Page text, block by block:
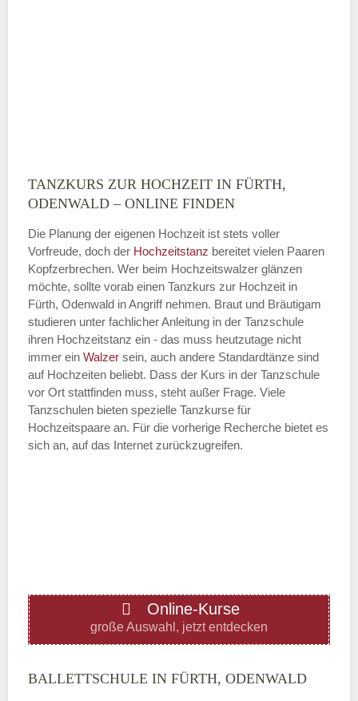
Montag
—
ÖFFNUNGSZEITEN HINZUFÜGEN
Dienstag
—
ÖFFNUNGSZEITEN HINZUFÜGEN
Donnerstag
—
TANZKURS ZUR HOCHZEIT IN FÜRTH,
ODENWALD – ONLINE FINDEN
Die Planung der eigenen Hochzeit ist stets voller
Vorfreude, doch der Hochzeitstanz bereitet vielen Paaren
Kopfzerbrechen. Wer beim Hochzeitswalzer glänzen
möchte, sollte vorab einen Tanzkurs zur Hochzeit in
Fürth, Odenwald in Angriff nehmen. Braut und Bräutigam
studieren unter fachlicher Anleitung in der Tanzschule
ihren Hochzeitstanz ein - das muss heutzutage nicht
immer ein Walzer sein, auch andere Standardtänze sind
auf Hochzeiten beliebt. Dass der Kurs in der Tanzschule
vor Ort stattfinden muss, steht außer Frage. Viele
Tanzschulen bieten spezielle Tanzkurse für
Hochzeitspaare an. Für die vorherige Recherche bietet es
sich an, auf das Internet zurückzugreifen.
Online-Kurse
große Auswahl, jetzt entdecken
BALLETTSCHULE IN FÜRTH, ODENWALD